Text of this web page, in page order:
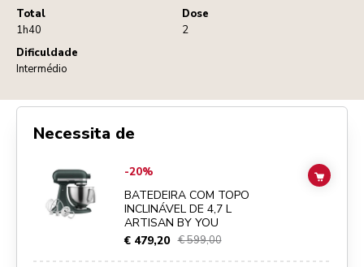
Total
1h40
Dose
2
Dificuldade
Intermédio
Necessita de
Go toBATEDEIRA COM TOPO INCLINÁVEL DE 4,7 L ARTISAN BY
-20%
BATEDEIRA COM TOPO
INCLINÁVEL DE 4,7 L
ARTISAN BY YOU
€ 479,20 € 599,00
ADD